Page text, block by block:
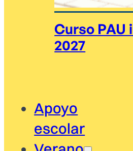
Curso PAU
2027
Apoyo
escolar